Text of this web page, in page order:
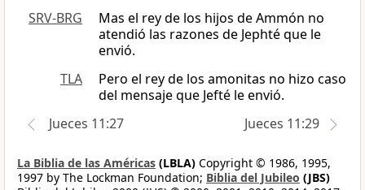
SRV-BRG
Mas el rey de los hijos de Ammón no
atendió las razones de Jephté que le
envió.
TLA
Pero el rey de los amonitas no hizo caso
del mensaje que Jefté le envió.
Jueces 11:27
Jueces 11:29
La Biblia de las Américas (LBLA) Copyright © 1986, 1995,
1997 by The Lockman Foundation; Biblia del Jubileo (JBS)